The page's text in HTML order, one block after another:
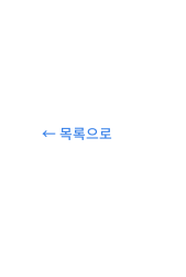
← 목록으로